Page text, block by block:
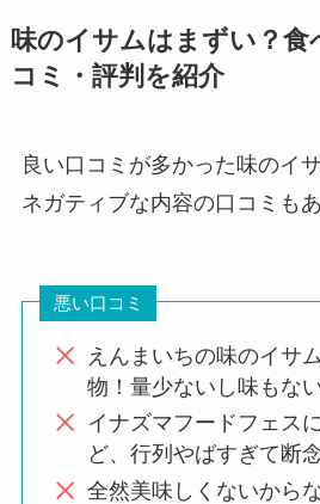
味のイサムはまずい？食
コミ・評判を紹介
良い口コミが多かった味のイ
ネガティブな内容の口コミも
悪い口コミ
えんまいちの味のイサ
物！量少ないし味もない
イナズマフードフェス
ど、行列やばすぎて断
全然美味しくないから